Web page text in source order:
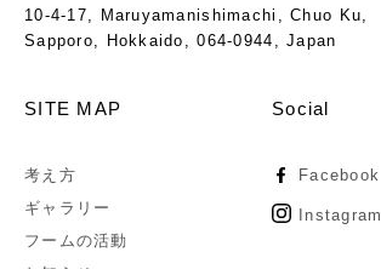
10-4-17, Maruyamanishimachi, Chuo Ku,
Sapporo, Hokkaido, 064-0944, Japan
SITE MAP
考え方
ギャラリー
フームの活動
Social
Facebook
Instagram